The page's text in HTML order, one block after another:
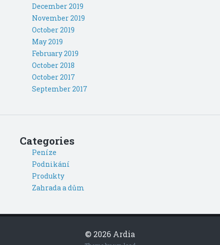
December 2019
November 2019
October 2019
May 2019
February 2019
October 2018
October 2017
September 2017
Categories
Peníze
Podnikání
Produkty
Zahrada a dům
© 2026 Ardia